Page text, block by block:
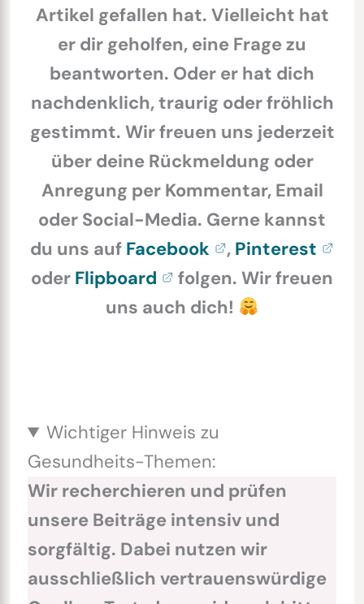
Artikel gefallen hat. Vielleicht hat
er dir geholfen, eine Frage zu
beantworten. Oder er hat dich
nachdenklich, traurig oder fröhlich
gestimmt. Wir freuen uns jederzeit
über deine Rückmeldung oder
Anregung per Kommentar, Email
oder Social-Media. Gerne kannst
du uns auf Facebook , Pinterest
oder Flipboard
folgen. Wir freuen
uns auch dich!
Wichtiger Hinweis zu
Gesundheits-Themen:
Wir recherchieren und prüfen
unsere Beiträge intensiv und
sorgfältig. Dabei nutzen wir
ausschließlich vertrauenswürdige